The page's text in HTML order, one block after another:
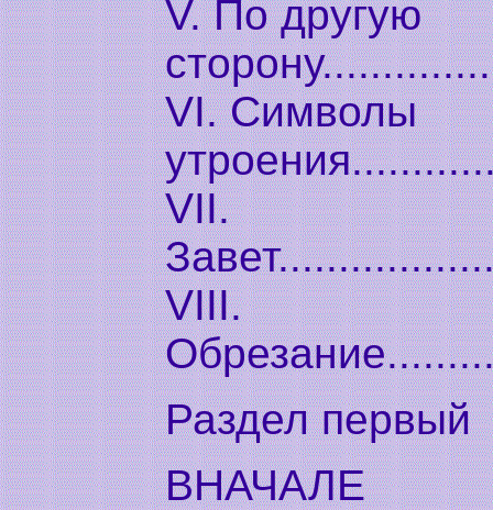
V. По другую
VI. Символы
VII.
VIII.
Раздел первый
ВНАЧАЛЕ